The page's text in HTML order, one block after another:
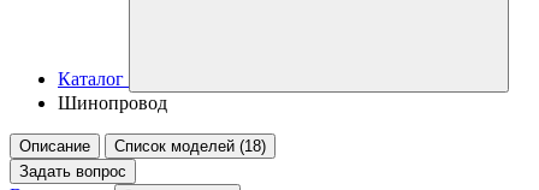
Каталог
Шинопровод
Описание
Список моделей (18)
Задать вопрос